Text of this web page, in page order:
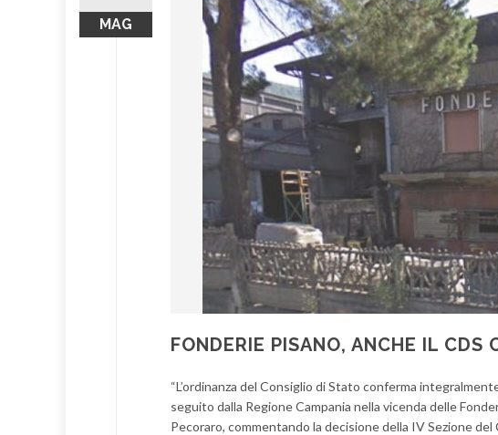
MAG
FONDERIE PISANO, ANCHE IL CDS
“L’ordinanza del Consiglio di Stato conferma
seguito dalla Regione Campania nella vicenda delle
Pecoraro, commentando la decisione della IV Sezione